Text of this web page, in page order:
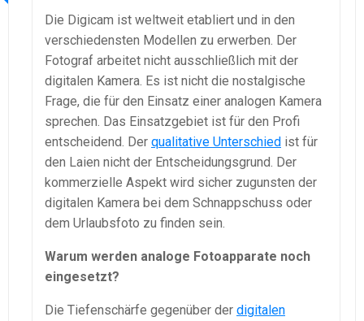
Die Digicam ist weltweit etabliert und in den
verschiedensten Modellen zu erwerben. Der
Fotograf arbeitet nicht ausschließlich mit der
digitalen Kamera. Es ist nicht die nostalgische
Frage, die für den Einsatz einer analogen Kamera
sprechen. Das Einsatzgebiet ist für den Profi
entscheidend. Der qualitative Unterschied ist für
den Laien nicht der Entscheidungsgrund. Der
kommerzielle Aspekt wird sicher zugunsten der
digitalen Kamera bei dem Schnappschuss oder
dem Urlaubsfoto zu finden sein.
Warum werden analoge Fotoapparate noch
eingesetzt?
Die Tiefenschärfe gegenüber der digitalen